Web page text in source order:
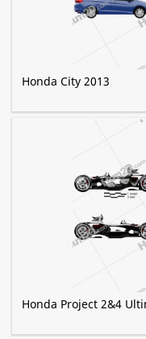
Honda City 2013
Honda Project 2&4